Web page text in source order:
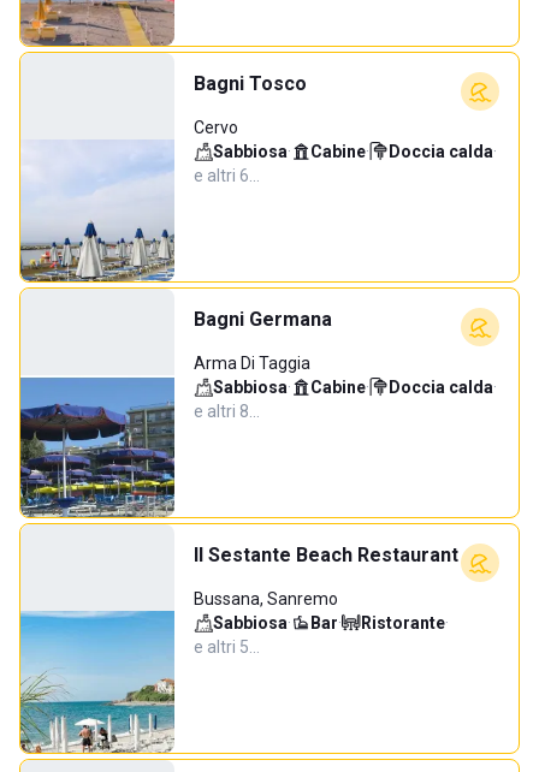
Bagni Tosco
Cervo
Sabbiosa· Cabine· Doccia calda·
e altri 6…
Bagni Germana
Arma Di Taggia
Sabbiosa· Cabine· Doccia calda·
e altri 8…
Il Sestante Beach Restaurant
Bussana, Sanremo
Sabbiosa· Bar· Ristorante·
e altri 5…